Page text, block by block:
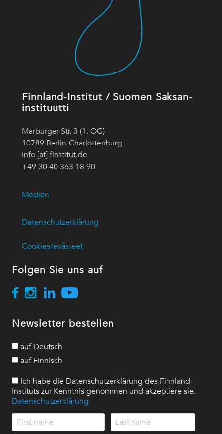
Finnland-Institut / Suomen Saksan-
instituutti
Marburger Str. 3 (1. OG)
10789 Berlin-Charlottenburg
info [at] finstitut.de
+49 30 40 363 18 90
Medien
Datenschutzerklärung
Cookies/evästeet
Folgen Sie uns auf
Newsletter bestellen
auf Deutsch
auf Finnisch
Ich habe die Datenschutzerklärung des Finnland-
Instituts zur Kenntnis genommen und akzeptiere sie.
Datenschutzerklärung